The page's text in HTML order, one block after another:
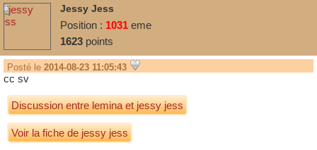
(inconnu)
Jessy Jess
Position : 1031 eme
1623 points
Posté le 2014-08-23 11:05:43
cc sv
Discussion entreleminaetjessy jess
Voir la fiche de jessy jess